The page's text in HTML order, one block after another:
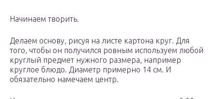
Начинаем творить.
Делаем основу, рисуя на листе картона круг. Для
того, чтобы он получился ровным используем любой
круглый предмет нужного размера, например
круглое блюдо. Диаметр примерно 14 см. И
обязательно намечаем центр.